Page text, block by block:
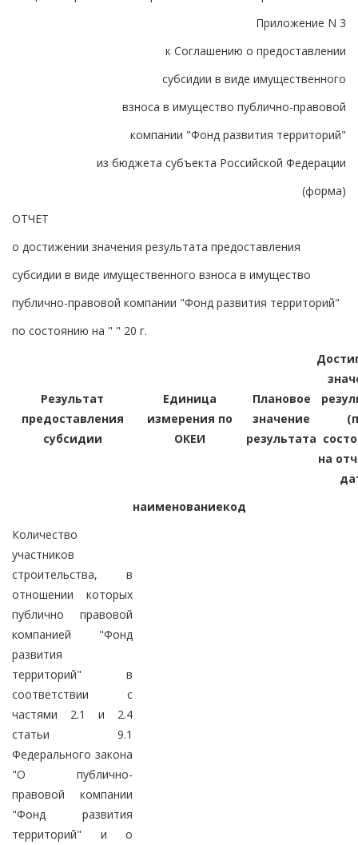
Приложение N 3
к Соглашению о предоставлении
субсидии в виде имущественного
взноса в имущество публично-правовой
компании "Фонд развития территорий"
из бюджета субъекта Российской Федерации
(форма)
ОТЧЕТ
о достижении значения результата предоставления
субсидии в виде имущественного взноса в имущество
публично-правовой компании "Фонд развития территорий"
по состоянию на " " 20 г.
Результат
предоставления
субсидии
Единица
измерения по
ОКЕИ
Плановое
значение
результата
на
наименованиекод
Количество
участников
строительства, в
отношении которых
публично правовой
компанией "Фонд
развития
территорий" в
соответствии с
частями 2.1 и 2.4
статьи 9.1
Федерального закона
"О публично-
правовой компании
"Фонд развития
территорий" и о